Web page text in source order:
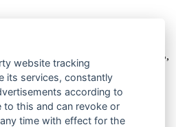
§14 BGB,
Personen oder rechtsfähige
die bei Abschluss eines
ihrer gewerblichen oder
Tätigkeit handeln. Wir schließen
§ 13 BGB.
website tracking
its services, constantly
according to
to this and can revoke or
time with effect for the